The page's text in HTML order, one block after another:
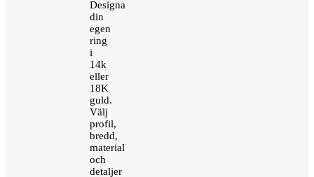
Designa
din
egen
ring
i
14k
eller
18K
guld.
Välj
profil,
bredd,
material
och
detaljer